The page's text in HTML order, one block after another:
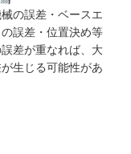
の誤差・ベースエ
誤差・位置決め等
差が重なれば、大
生じる可能性があ